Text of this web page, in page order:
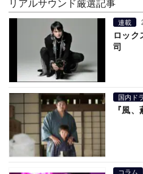
連載
ロッ
司
国内ド
『風
コラム